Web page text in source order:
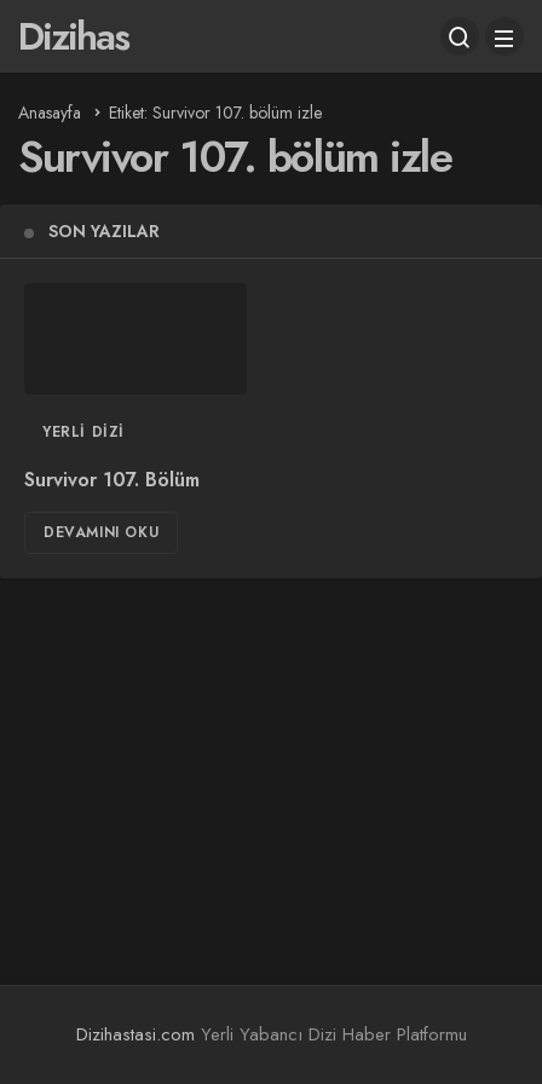
Dizihas
Anasayfa Etiket: Survivor 107. bölüm izle
Survivor 107. bölüm izle
SON YAZILAR
YERLI DIZI
Survivor 107. Bölüm
DEVAMINI OKU
Dizihastasi.com Yerli Yabancı Dizi Haber Platformu